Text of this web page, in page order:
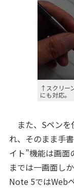
↑スクリー
にも対応。
また、Sペンを
れ、そのまま手
イト”機能は画
までは一画面し
Note 5ではWeb